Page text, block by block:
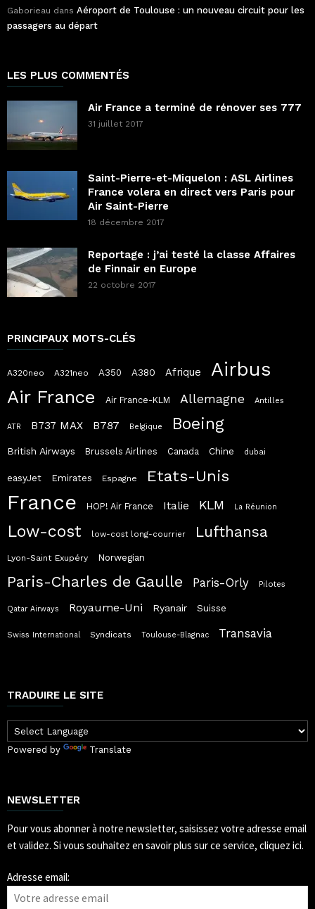
Gaborieau dans Aéroport de Toulouse : un nouveau circuit pour les
passagers au départ
LES PLUS COMMENTÉS
Air France a terminé de rénover ses 777
31 juillet 2017
Saint-Pierre-et-Miquelon : ASL Airlines
France volera en direct vers Paris pour
Air Saint-Pierre
18 décembre 2017
Reportage : j’ai testé la classe Affaires
de Finnair en Europe
22 octobre 2017
PRINCIPAUX MOTS-CLÉS
A320neo A321neo A350 A380 Afrique Airbus
Air France Air France-KLM Allemagne Antilles
ATR B737 MAX B787 Belgique Boeing
British Airways Brussels Airlines Canada Chine dubai
easyJet Emirates Espagne Etats-Unis
France HOP! Air France Italie KLM La Réunion
Low-cost low-cost long-courrier Lufthansa
Lyon-Saint Exupéry Norwegian
Paris-Charles de Gaulle Paris-Orly Pilotes
Qatar Airways Royaume-Uni Ryanair Suisse
Swiss International Syndicats Toulouse-Blagnac Transavia
TRADUIRE LE SITE
Powered by Translate
NEWSLETTER
Pour vous abonner à notre newsletter, saisissez votre adresse email
et validez. Si vous souhaitez en savoir plus sur ce service, cliquez ici.
Adresse email: